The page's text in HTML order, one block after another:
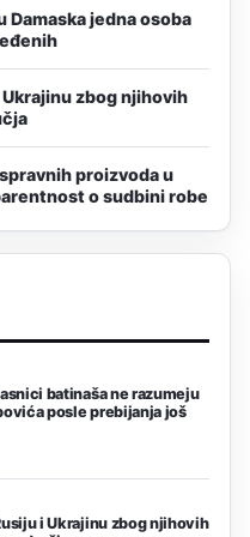
Damaska jedna osoba
zbog njihovih
proizvoda u
o sudbini robe
batinaša ne razumeju
posle prebijanja još
i Ukrajinu zbog njihovih